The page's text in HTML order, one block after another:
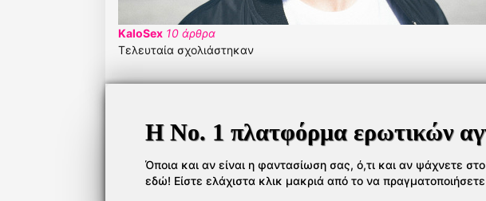
KaloSex 10 άρθρα
Τελευταία σχολιάστηκαν
Η Νο. 1 πλατφόρμα ερωτικών
Όποια και αν είναι η φαντασίωση σας, ό,τι και αν ψάχνετε
εδώ! Είστε ελάχιστα κλικ μακριά από το να